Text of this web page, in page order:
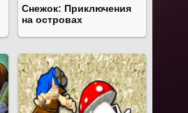
Снежок: Приключения
на островах